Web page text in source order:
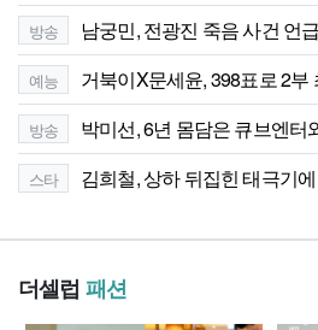
방송 남궁민, 전광진 죽음 사건 언
예능 거북이X문세윤, 398표로 2
방송 박미선, 6년 몸담은 큐브엔
스타 김희철, 상하 뒤집힌 태극기
더셀럽 패션